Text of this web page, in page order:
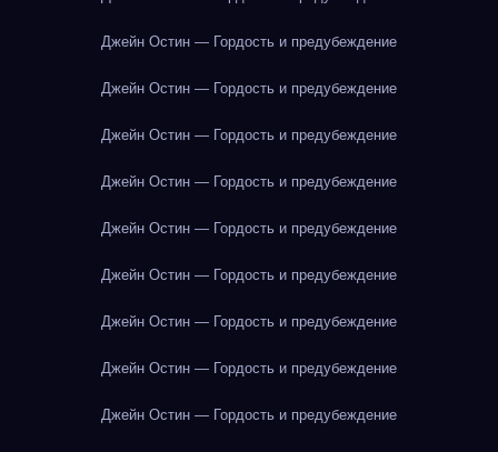
Джейн Остин — Гордость и предубеждение
Джейн Остин — Гордость и предубеждение
Джейн Остин — Гордость и предубеждение
Джейн Остин — Гордость и предубеждение
Джейн Остин — Гордость и предубеждение
Джейн Остин — Гордость и предубеждение
Джейн Остин — Гордость и предубеждение
Джейн Остин — Гордость и предубеждение
Джейн Остин — Гордость и предубеждение